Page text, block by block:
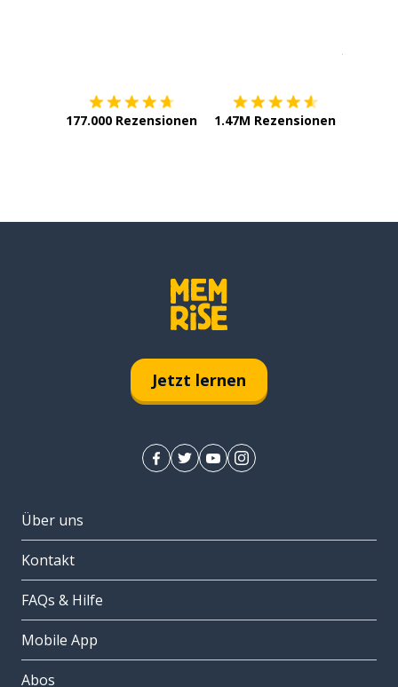
177.000 Rezensionen 1.47M Rezensionen
Jetzt lernen
Über uns
Kontakt
FAQs & Hilfe
Mobile App
Abos